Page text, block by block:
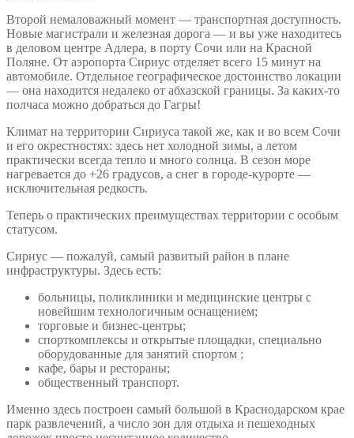
Второй немаловажный момент ― транспортная доступность.
Новые магистрали и железная дорога ― и вы уже находитесь
в деловом центре Адлера, в порту Сочи или на Красной
Поляне. От аэропорта Сириус отделяет всего 15 минут на
автомобиле. Отдельное географическое достоинство локации
― она находится недалеко от абхазской границы. За каких-то
полчаса можно добраться до Гагры!
Климат на территории Сириуса такой же, как и во всем Сочи
и его окрестностях: здесь нет холодной зимы, а летом
практически всегда тепло и много солнца. В сезон море
нагревается до +26 градусов, а снег в городе-курорте ―
исключительная редкость.
Теперь о практических преимуществах территории с особым
статусом.
Сириус ― пожалуй, самый развитый район в плане
инфраструктуры. Здесь есть:
больницы, поликлиники и медицинские центры с
новейшим технологичным оснащением;
торговые и бизнес-центры;
спорткомплексы и открытые площадки, специально
оборудованные для занятий спортом ;
кафе, бары и рестораны;
общественный транспорт.
Именно здесь построен самый большой в Краснодарском крае
парк развлечений, а число зон для отдыха и пешеходных